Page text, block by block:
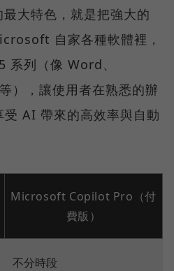
大特色，就是把強大的
自家各種軟體裡，
列（像 Word、
），讓使用者在熟悉的辦
AI 帶來的高效率與自動
Microsoft Copilot Pro（付
費版）
不分時段